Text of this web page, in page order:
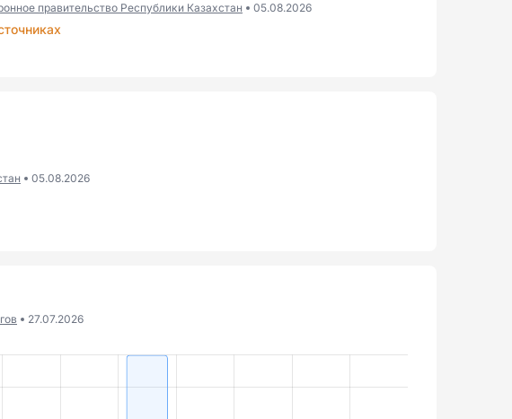
правительство Республики Казахстан 05.08.2026
05.08.2026
27.07.2026